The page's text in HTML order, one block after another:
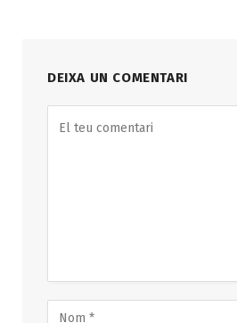
DEIXA UN COMENTARI